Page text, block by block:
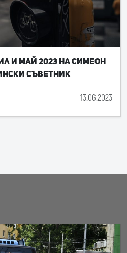
и май 2023 на Симеон
съветник
13.06.2023